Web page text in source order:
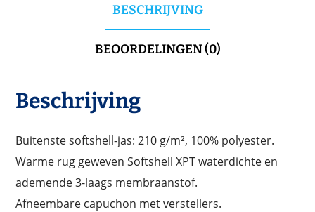
BESCHRIJVING
BEOORDELINGEN (0)
Beschrijving
Buitenste softshell-jas: 210 g/m², 100% polyester.
Warme rug geweven Softshell XPT waterdichte en
ademende 3-laags membraanstof.
Afneembare capuchon met verstellers.